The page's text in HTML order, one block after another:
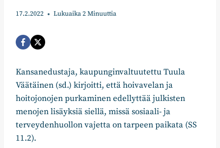
17.2.2022 Lukuaika2Minuuttia
Kansanedustaja, kaupunginvaltuutettu Tuula
Väätäinen (sd.) kirjoitti, että hoivavelan ja
hoitojonojen purkaminen edellyttää julkisten
menojen lisäyksiä siellä, missä sosiaali- ja
terveydenhuollon vajetta on tarpeen paikata (SS
11.2).